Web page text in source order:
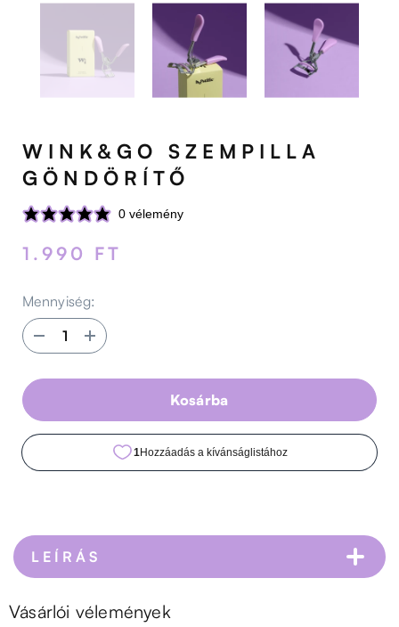
WINK&GO SZEMPILLA
GÖNDÖRÍTŐ
0 vélemény
1.990 FT
Mennyiség:
Darabszám
csökkentése
alábbi
szempilla
göndörítő
Darabszám
növelése
alábbi
szempilla
göndörítő
Kosárba
LEÍRÁS
A Wink&Go egy rozsdamentes acélból és szilikon
Vásárlói vélemények